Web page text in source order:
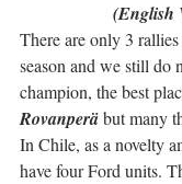
(English
There are only 3
season and we still do
champion, the best
Rovanperä but many
In Chile, as a novelty
have four Ford units.